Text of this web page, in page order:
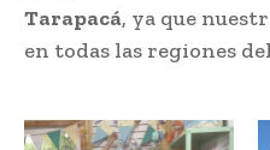
Tarapacá, ya que
en todas las regiones